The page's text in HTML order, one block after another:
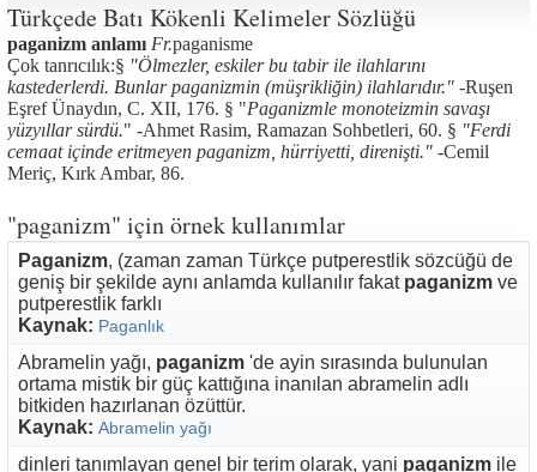
Türkçede Batı Kökenli Kelimeler Sözlüğü
paganizm anlamı Fr.paganisme
Çok tanrıcılık:§ "Ölmezler, eskiler bu tabir ile ilahlarını
kastederlerdi. Bunlar paganizmin (müşrikliğin) ilahlarıdır." -Ruşen
Eşref Ünaydın, C. XII, 176. § "Paganizmle monoteizmin savaşı
yüzyıllar sürdü." -Ahmet Rasim, Ramazan Sohbetleri, 60. § "Ferdi
cemaat içinde eritmeyen paganizm, hürriyetti, direnişti." -Cemil
Meriç, Kırk Ambar, 86.
"paganizm" için örnek kullanımlar
Paganizm, (zaman zaman Türkçe putperestlik sözcüğü de
geniş bir şekilde aynı anlamda kullanılır fakat paganizm ve
putperestlik farklı
Kaynak: Paganlık
Abramelin yağı, paganizm 'de ayin sırasında bulunulan
ortama mistik bir güç kattığına inanılan abramelin adlı
bitkiden hazırlanan özüttür.
Kaynak: Abramelin yağı
dinleri tanımlayan genel bir terim olarak, yani paganizm ile